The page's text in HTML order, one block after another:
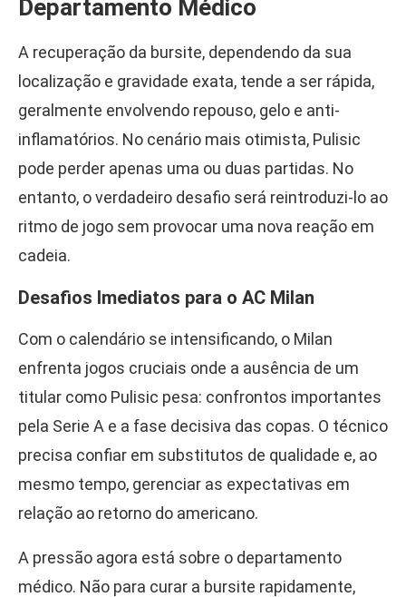
Departamento Médico
A recuperação da bursite, dependendo da sua
localização e gravidade exata, tende a ser rápida,
geralmente envolvendo repouso, gelo e anti-
inflamatórios. No cenário mais otimista, Pulisic
pode perder apenas uma ou duas partidas. No
entanto, o verdadeiro desafio será reintroduzi-lo ao
ritmo de jogo sem provocar uma nova reação em
cadeia.
Desafios Imediatos para o AC Milan
Com o calendário se intensificando, o Milan
enfrenta jogos cruciais onde a ausência de um
titular como Pulisic pesa: confrontos importantes
pela Serie A e a fase decisiva das copas. O técnico
precisa confiar em substitutos de qualidade e, ao
mesmo tempo, gerenciar as expectativas em
relação ao retorno do americano.
A pressão agora está sobre o departamento
médico. Não para curar a bursite rapidamente,